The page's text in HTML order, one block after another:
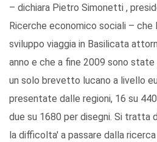
– dichiara Pietro Simonetti ,
Ricerche economico sociali – che
sviluppo viaggia in Basilicata
anno e che a fine 2009 sono
un solo brevetto lucano a livello
presentate dalle regioni, 16 su
due su 1680 per disegni. Si tratta
la difficolta' a passare dalla